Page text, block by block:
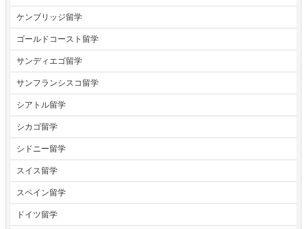
ケンブリッジ留学
ゴールドコースト留学
サンディエゴ留学
サンフランシスコ留学
シアトル留学
シカゴ留学
シドニー留学
スイス留学
スペイン留学
ドイツ留学